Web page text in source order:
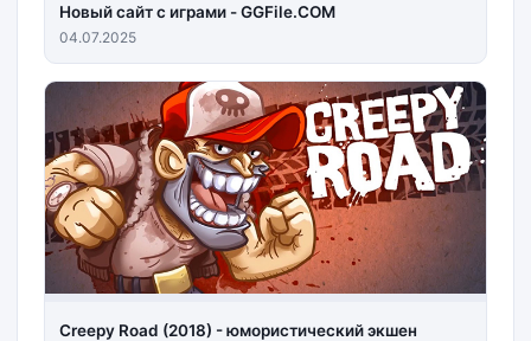
Новый сайт с играми - GGFile.COM
04.07.2025
Creepy Road (2018) - юмористический экшен